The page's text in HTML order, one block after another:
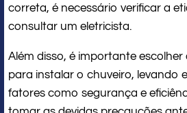
correta, é necessário verificar a
consultar um eletricista.
Além disso, é importante
para instalar o chuveiro, levando
fatores como segurança e